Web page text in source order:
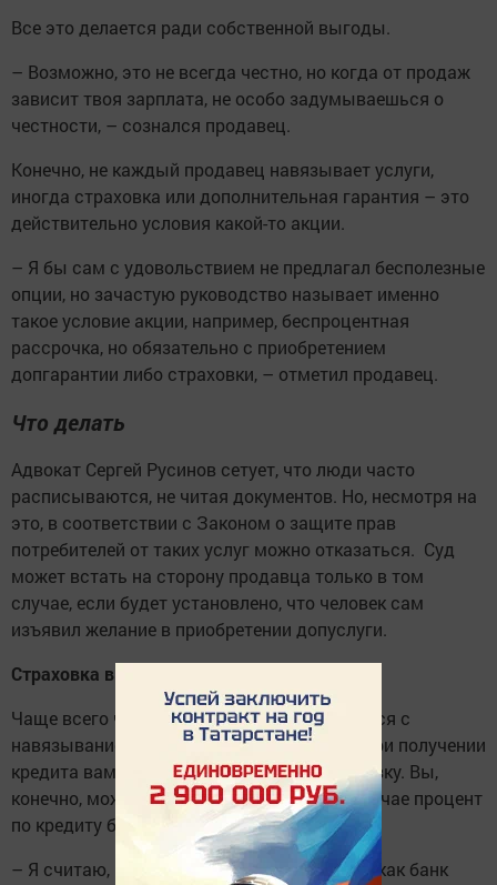
Все это делается ради собственной выгоды.
– Возможно, это не всегда честно, но когда от продаж
зависит твоя зарплата, не особо задумываешься о
честности, – сознался продавец.
Конечно, не каждый продавец навязывает услуги,
иногда страховка или дополнительная гарантия – это
действительно условия какой-то акции.
– Я бы сам с удовольствием не предлагал бесполезные
опции, но зачастую руководство называет именно
такое условие акции, например, беспроцентная
рассрочка, но обязательно с приобретением
допгарантии либо страховки, – отметил продавец.
Что делать
Адвокат Сергей Русинов сетует, что люди часто
расписываются, не читая документов. Но, несмотря на
это, в соответствии с Законом о защите прав
потребителей от таких услуг можно отказаться. Суд
может встать на сторону продавца только в том
случае, если будет установлено, что человек сам
изъявил желание в приобретении допуслуги.
Страховка в банке
Чаще всего челнинцы, конечно, встречаются с
навязыванием услуг в банках. Например, при получении
кредита вам предлагают оформить страховку. Вы,
конечно, можете отказаться, но в таком случае процент
по кредиту будет выше.
– Я считаю, что это вполне нормально, так как банк